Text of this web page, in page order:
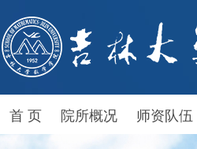
首 页 院所概况 师资队伍